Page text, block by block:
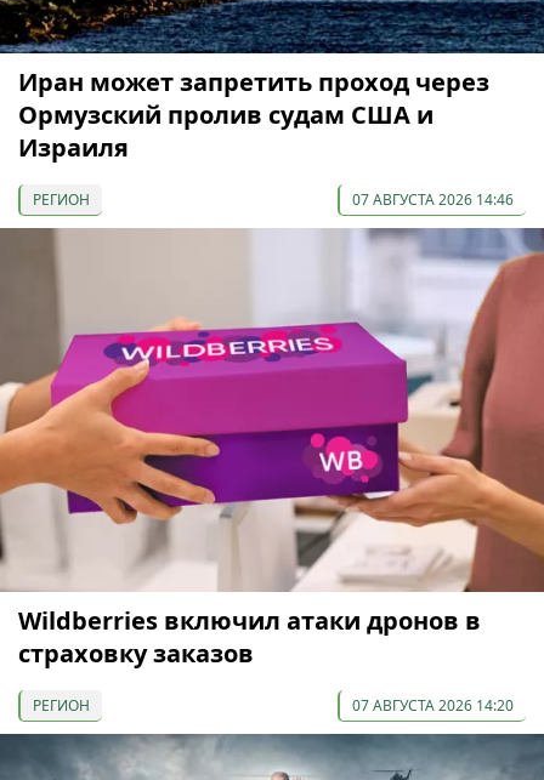
Иран может запретить проход через
Ормузский пролив судам США и
Израиля
РЕГИОН 07 АВГУСТА 2026 14:46
Wildberries включил атаки дронов в
страховку заказов
РЕГИОН 07 АВГУСТА 2026 14:20